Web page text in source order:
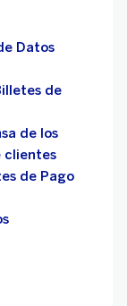
Datos
de
de los
clientes
de Pago